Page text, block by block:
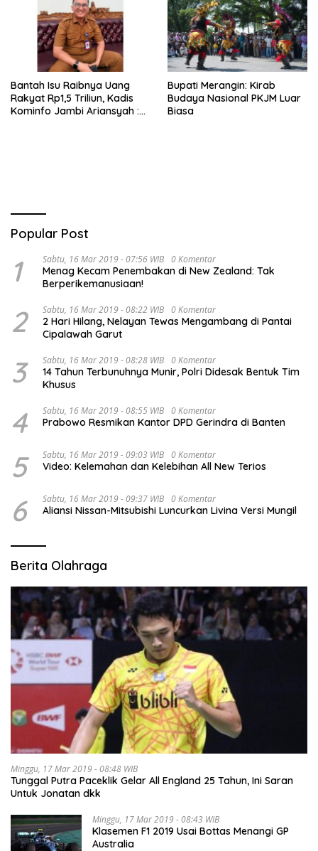
Bantah Isu Raibnya Uang
Rakyat Rp1,5 Triliun, Kadis
Kominfo Jambi Ariansyah :
Bupati Merangin: Kirab
Budaya Nasional PKJM Luar
Biasa
Popular Post
1 Sabtu, 16 Mar 2019 - 07:56 WIB 0 Komentar
Menag Kecam Penembakan di New Zealand: Tak
Berperikemanusiaan!
2 Sabtu, 16 Mar 2019 - 08:22 WIB 0 Komentar
2 Hari Hilang, Nelayan Tewas Mengambang di Pantai
Cipalawah Garut
3 Sabtu, 16 Mar 2019 - 08:28 WIB 0 Komentar
14 Tahun Terbunuhnya Munir, Polri Didesak Bentuk Tim
Khusus
4 Sabtu, 16 Mar 2019 - 08:55 WIB 0 Komentar
Prabowo Resmikan Kantor DPD Gerindra di Banten
5 Sabtu, 16 Mar 2019 - 09:03 WIB 0 Komentar
Video: Kelemahan dan Kelebihan All New Terios
6 Sabtu, 16 Mar 2019 - 09:37 WIB 0 Komentar
Aliansi Nissan-Mitsubishi Luncurkan Livina Versi Mungil
Berita Olahraga
Minggu, 17 Mar 2019 - 08:48 WIB
Tunggal Putra Paceklik Gelar All England 25 Tahun, Ini Saran
Untuk Jonatan dkk
Minggu, 17 Mar 2019 - 08:43 WIB
Klasemen F1 2019 Usai Bottas Menangi GP
Australia